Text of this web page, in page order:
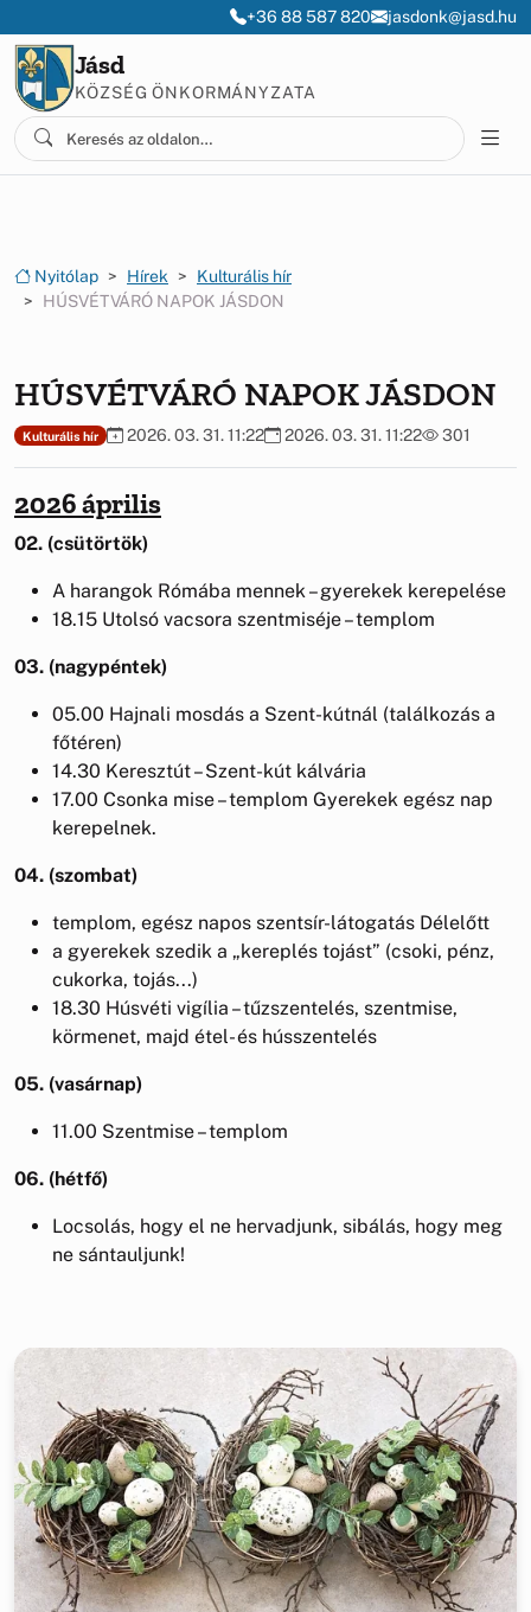
+36 88 587 820 jasdonk@jasd.hu
Jásd
KÖZSÉG ÖNKORMÁNYZATA
Nyitólap Hírek
Kulturális hír
HÚSVÉTVÁRÓ NAPOK JÁSDON
HÚSVÉTVÁRÓ NAPOK JÁSDON
Kulturális hír 2026. 03. 31. 11:22 2026. 03. 31. 11:22 301
2026 április
02. (csütörtök)
A harangok Rómába mennek – gyerekek kerepelése
18.15 Utolsó vacsora szentmiséje – templom
03. (nagypéntek)
05.00 Hajnali mosdás a Szent-kútnál (találkozás a
főtéren)
14.30 Keresztút – Szent-kút kálvária
17.00 Csonka mise – templom Gyerekek egész nap
kerepelnek.
04. (szombat)
templom, egész napos szentsír-látogatás Délelőtt
a gyerekek szedik a „kereplés tojást” (csoki, pénz,
cukorka, tojás...)
18.30 Húsvéti vigília – tűzszentelés, szentmise,
körmenet, majd étel- és hússzentelés
05. (vasárnap)
11.00 Szentmise – templom
06. (hétfő)
Locsolás, hogy el ne hervadjunk, sibálás, hogy meg
ne sántauljunk!